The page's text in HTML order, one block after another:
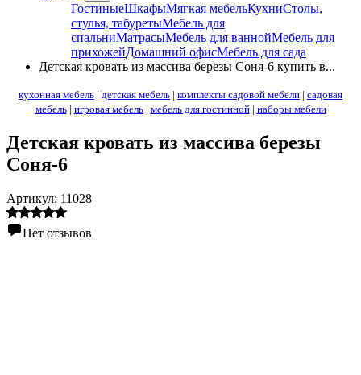
ГостиныеШкафыМягкая мебельКухниСтолы,
стулья, табуретыМебель для
спальниМатрасыМебель для ваннойМебель для
прихожейДомашний офисМебель для сада
Детская кровать из массива березы Соня-6 купить в...
кухонная мебель | детская мебель | комплекты садовой мебели | садовая
мебель| игровая мебель| мебель для гостинной| наборы мебели
Детская кровать из массива березы
Соня-6
Артикул: 11028
Нет отзывов